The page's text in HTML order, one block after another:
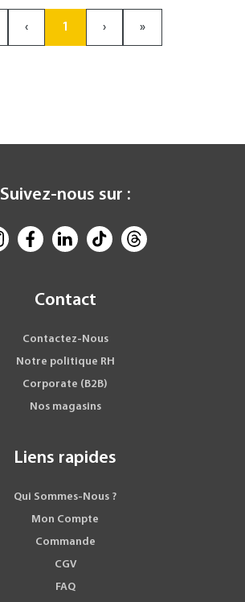
‹ 1 › »
Suivez-nous sur :
Contact
Contactez-Nous
Notre politique RH
Corporate (B2B)
Nos magasins
Liens rapides
Qui Sommes-Nous ?
Mon Compte
Commande
CGV
FAQ